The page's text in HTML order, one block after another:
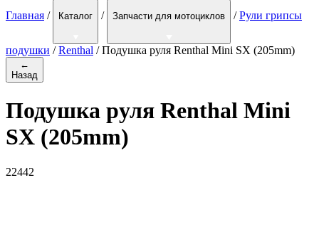
Главная / Каталог / Запчасти для мотоциклов / Рули грипсы
подушки / Renthal / Подушка руля Renthal Mini SX (205mm)
←
Назад
Подушка руля Renthal Mini
SX (205mm)
22442